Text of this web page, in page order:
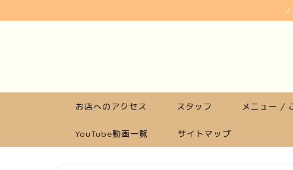
お店へのアクセス スタッフ メニュー /
YouTube動画一覧 サイトマップ